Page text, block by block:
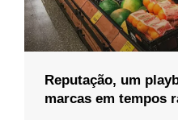
Reputação, um
marcas em tempos